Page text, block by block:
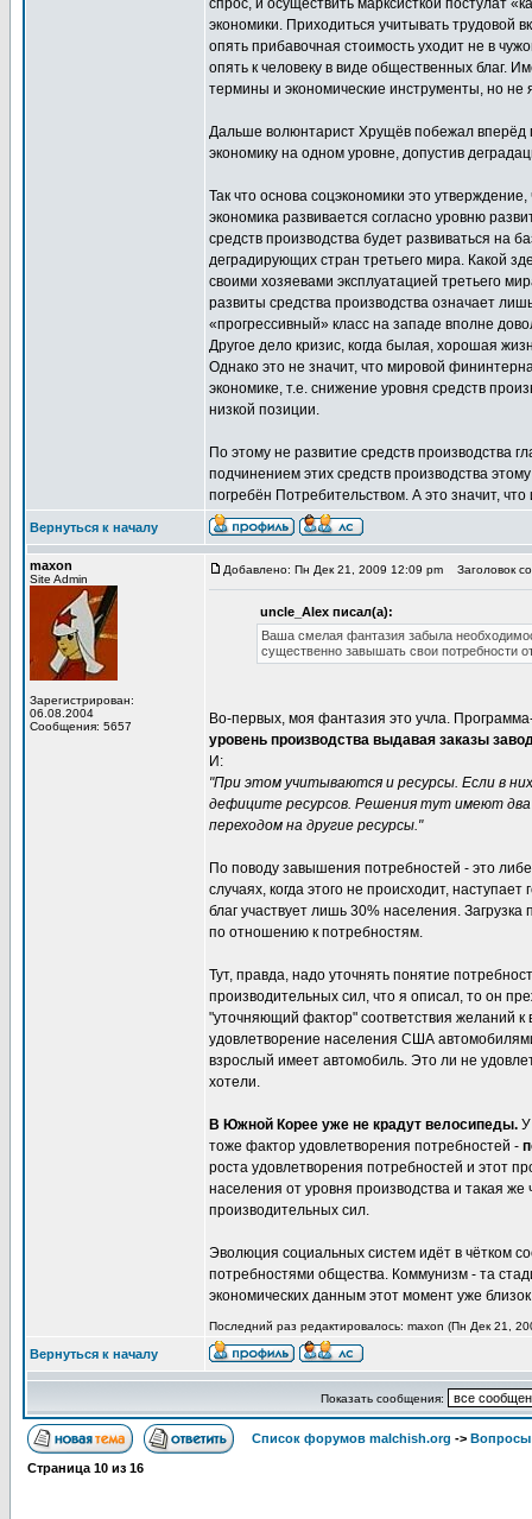
спрос, и осуществить марксисткой постулат
экономики. Приходиться учитывать трудовой
опять прибавочная стоимость уходит не в
опять к человеку в виде общественных благ.
термины и экономические инструменты, но не
Дальше волюнтарист Хрущёв побежал вперёд
экономику на одном уровне, допустив
Так что основа соцэкономики это
экономика развивается согласно уровню
средств производства будет развиваться на
деградирующих стран третьего мира. Какой
своими хозяевами эксплуатацией третьего
развиты средства производства означает
«прогрессивный» класс на западе вполне
Другое дело кризис, когда былая, хорошая
Однако это не значит, что мировой
экономике, т.е. снижение уровня средств
низкой позиции.
По этому не развитие средств производства
подчинением этих средств производства
погребён Потребительством. А это значит,
Вернуться к началу
maxon
Site Admin
Зарегистрирован:
06.08.2004
Сообщения: 5657
Добавлено: Пн Дек 21, 2009 12:09 pm Заголовок
uncle_Alex писал(а):
Ваша смелая фантазия забыла
существенно завышать свои потребности
Во-первых, моя фантазия это учла.
уровень производства выдавая заказы
И:
"При этом учитываются и ресурсы. Если в
дефиците ресурсов. Решения тут имеют два
переходом на другие ресурсы."
По поводу завышения потребностей - это
случаях, когда этого не происходит,
благ участвует лишь 30% населения.
по отношению к потребностям.
Тут, правда, надо уточнять понятие
производительных сил, что я описал, то он
"уточняющий фактор" соответствия желаний к
удовлетворение населения США
взрослый имеет автомобиль. Это ли не
хотели.
В Южной Корее уже не крадут велосипеды. У
тоже фактор удовлетворения потребностей -
роста удовлетворения потребностей и этот
населения от уровня производства и такая
производительных сил.
Эволюция социальных систем идёт в чётком
потребностями общества. Коммунизм - та
экономических данным этот момент уже
Последний раз редактировалось: maxon (Пн Дек 21,
Вернуться к началу
Показать сообщения:
Список форумов malchish.org -> Вопросы
Страница 10 из 16